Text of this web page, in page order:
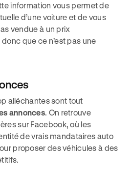
information vous permet de
d’une voiture et de vous
vendue à un prix
que ce n’est pas une
alléchantes sont tout
annonces. On retrouve
sur Facebook, où les
de vrais mandataires auto
proposer des véhicules à des